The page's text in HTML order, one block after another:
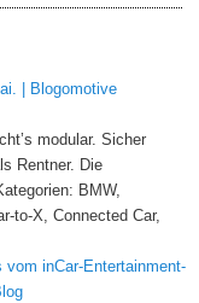
| Blogomotive
modular. Sicher
Rentner. Die
BMW,
to-X, Connected Car,
inCar-Entertainment-